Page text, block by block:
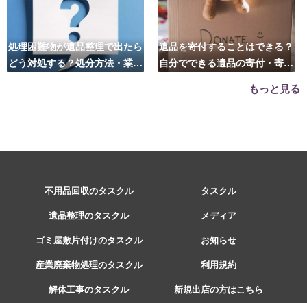
処理困難物が遺品整理で出たら
どう対処する？処分方法・業者
遺品を寄付することはできる？
自分でできる遺品の寄付・寄贈
もっと見る
不用品回収のタスクル
遺品整理のタスクル
ゴミ屋敷片付けのタスクル
産業廃棄物処理のタスクル
解体工事のタスクル
タスクル
メディア
お知らせ
利用規約
新規出店の方はこちら